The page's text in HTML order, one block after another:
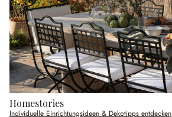
Homestories
Individuelle Einrichtungsideen & Dekotipps entdecken